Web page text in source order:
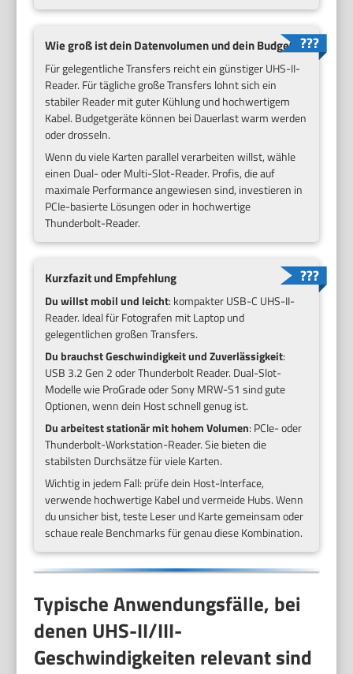
Wie groß ist dein Datenvolumen und dein Budget?
Für gelegentliche Transfers reicht ein günstiger UHS-II-
Reader. Für tägliche große Transfers lohnt sich ein
stabiler Reader mit guter Kühlung und hochwertigem
Kabel. Budgetgeräte können bei Dauerlast warm werden
oder drosseln.
Wenn du viele Karten parallel verarbeiten willst, wähle
einen Dual- oder Multi-Slot-Reader. Profis, die auf
maximale Performance angewiesen sind, investieren in
PCIe-basierte Lösungen oder in hochwertige
Thunderbolt-Reader.
Kurzfazit und Empfehlung
Du willst mobil und leicht: kompakter USB-C UHS-II-
Reader. Ideal für Fotografen mit Laptop und
gelegentlichen großen Transfers.
Du brauchst Geschwindigkeit und Zuverlässigkeit:
USB 3.2 Gen 2 oder Thunderbolt Reader. Dual-Slot-
Modelle wie ProGrade oder Sony MRW-S1 sind gute
Optionen, wenn dein Host schnell genug ist.
Du arbeitest stationär mit hohem Volumen: PCIe- oder
Thunderbolt-Workstation-Reader. Sie bieten die
stabilsten Durchsätze für viele Karten.
Wichtig in jedem Fall: prüfe dein Host-Interface,
verwende hochwertige Kabel und vermeide Hubs. Wenn
du unsicher bist, teste Leser und Karte gemeinsam oder
schaue reale Benchmarks für genau diese Kombination.
Typische Anwendungsfälle, bei
denen UHS-II/III-
Geschwindigkeiten relevant sind